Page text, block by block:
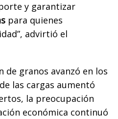
y garantizar
para quienes
advirtió el
de granos avanzó en los
las cargas aumentó
la preocupación
económica continuó